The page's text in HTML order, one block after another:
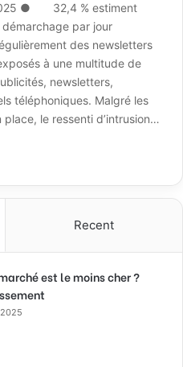
● 32,4 % estiment
par jour
des newsletters
à une multitude de
newsletters,
téléphoniques. Malgré les
le ressenti d’intrusion…
Recent
est le moins cher ?